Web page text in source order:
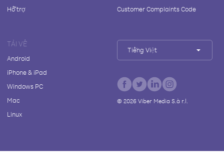
Hỗ trợ
Customer Complaints Code
TẢI VỀ
Android
iPhone & iPad
Windows PC
Mac
Linux
Tiếng Việt
© 2026Viber Media S.à r.l.